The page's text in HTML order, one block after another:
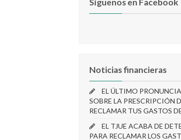
Síguenos en Facebook
Noticias financieras
EL ÚLTIMO
SOBRE LA PRESCRIPCIÓN
RECLAMAR TUS GASTOS
EL TJUE ACABA DE
PARA RECLAMAR LOS